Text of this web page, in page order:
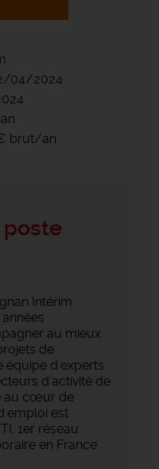
04/2024
brut/an
Intérim
au mieux
de
équipe d'experts
d'activité de
au cœur de
est
1er réseau
en France